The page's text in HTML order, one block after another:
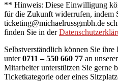
** Hinweis: Diese Einwilligung
für die Zukunft widerrufen, indem
ticketing@michaelrussgmbh.de
finden Sie in der
Selbstverständlich können Sie
unter0711 – 550 660 77 an
Mitarbeiter unterstützen Sie gerne
Ticketkategorie oder eines